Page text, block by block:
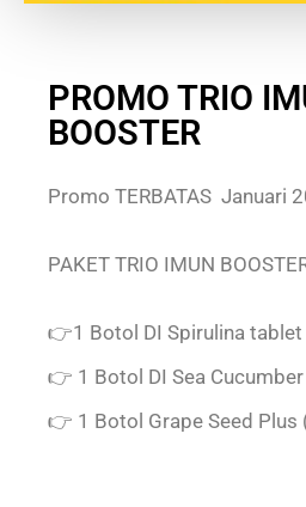
PROMO TRIO
BOOSTER
Promo TERBATAS Januari
PAKET TRIO IMUN
👉1 Botol DI Spirulina
👉 1 Botol DI Sea
👉 1 Botol Grape Seed Plus